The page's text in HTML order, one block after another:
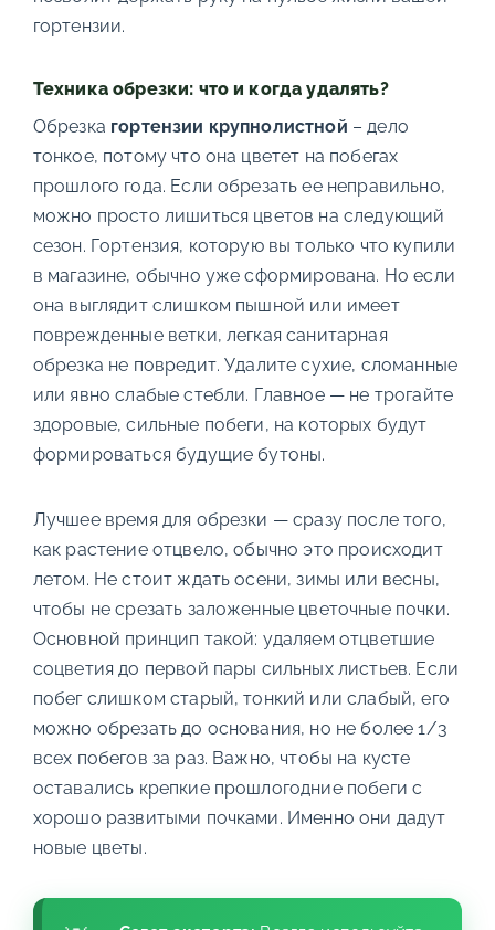
гортензии.
Техника обрезки: что и когда удалять?
Обрезка гортензии крупнолистной – дело
тонкое, потому что она цветет на побегах
прошлого года. Если обрезать ее неправильно,
можно просто лишиться цветов на следующий
сезон. Гортензия, которую вы только что купили
в магазине, обычно уже сформирована. Но если
она выглядит слишком пышной или имеет
поврежденные ветки, легкая санитарная
обрезка не повредит. Удалите сухие, сломанные
или явно слабые стебли. Главное — не трогайте
здоровые, сильные побеги, на которых будут
формироваться будущие бутоны.
Лучшее время для обрезки — сразу после того,
как растение отцвело, обычно это происходит
летом. Не стоит ждать осени, зимы или весны,
чтобы не срезать заложенные цветочные почки.
Основной принцип такой: удаляем отцветшие
соцветия до первой пары сильных листьев. Если
побег слишком старый, тонкий или слабый, его
можно обрезать до основания, но не более 1/3
всех побегов за раз. Важно, чтобы на кусте
оставались крепкие прошлогодние побеги с
хорошо развитыми почками. Именно они дадут
новые цветы.